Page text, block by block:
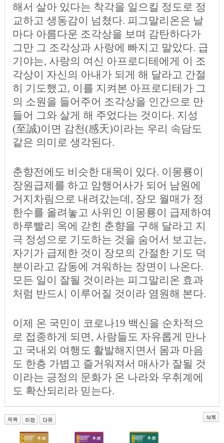
해서 살아 있다는 착각을 일으킬 정도로 정
교하고 생동감이 넘쳤다. 피그말리온은 날
마다 아름다운 조각상을 보며 감탄하다가
그만 그 조각상과 사랑에 빠지고 말았다. 급
기야는, 사랑의 여신 아프로디테에게 이 조
각상이 자신의 아내가 되게 해 달라고 간절
히 기도했고, 이를 지켜본 아프로디테가 그
의 소원을 들어주어 조각상을 인간으로 만
들어 그와 살게 해 주었다는 것이다. 지성
(至誠)이면 감천(感天)이라는 우리 속담도
같은 의미로 생각된다.
춘향전에도 비슷한 대목이 있다. 이몽룡이
장원급제를 하고 암행어사가 되어 남원에
거지차림으로 내려갔는데, 장모 월매가 정
한수를 올려놓고 사위인 이몽룡이 급제하여
하루빨리 옥에 갇힌 춘향을 구해 달라고 지
극 정성으로 기도하는 것을 숨어서 보고는,
자기가 급제한 것이 장모의 간절한 기도 덕
분이라고 감동에 겨워하는 장면이 나온다.
모든 일이 잘될 것이라는 피그말리온 효과
처럼 반드시 이루어질 것이라 염원해 본다.
이제 온 국민이 코로나19 백신을 순차적으
로 접종하게 되면, 사람들도 자유롭게 만나
고 국내외 여행도 활발해지면서 몸과 마음
도 한층 가볍고 즐거워져서 매사가 잘될 것
이라는 긍정의 문화가 온 나라와 우취계에
도 확산되리라 믿는다.